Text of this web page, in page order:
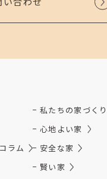
ラム
私たちの家づくり
心地よい家
安全な家
賢い家